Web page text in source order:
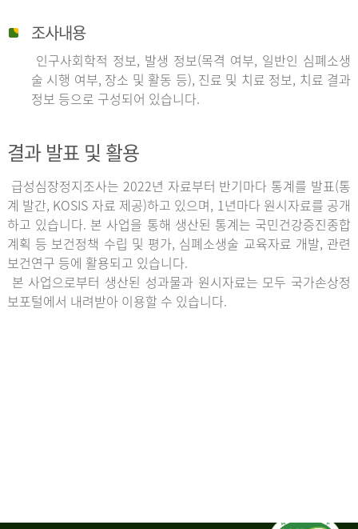
조사내용
인구사회학적 정보, 발생 정보(목격 여부, 일반인 심폐소생
술 시행 여부, 장소 및 활동 등), 진료 및 치료 정보, 치료 결과
정보 등으로 구성되어 있습니다.
결과 발표 및 활용
급성심장정지조사는 2022년 자료부터 반기마다 통계를 발표(통
계 발간, KOSIS 자료 제공)하고 있으며, 1년마다 원시자료를 공개
하고 있습니다. 본 사업을 통해 생산된 통계는 국민건강증진종합
계획 등 보건정책 수립 및 평가, 심폐소생술 교육자료 개발, 관련
보건연구 등에 활용되고 있습니다.
본 사업으로부터 생산된 성과물과 원시자료는 모두 국가손상정
보포털에서 내려받아 이용할 수 있습니다.